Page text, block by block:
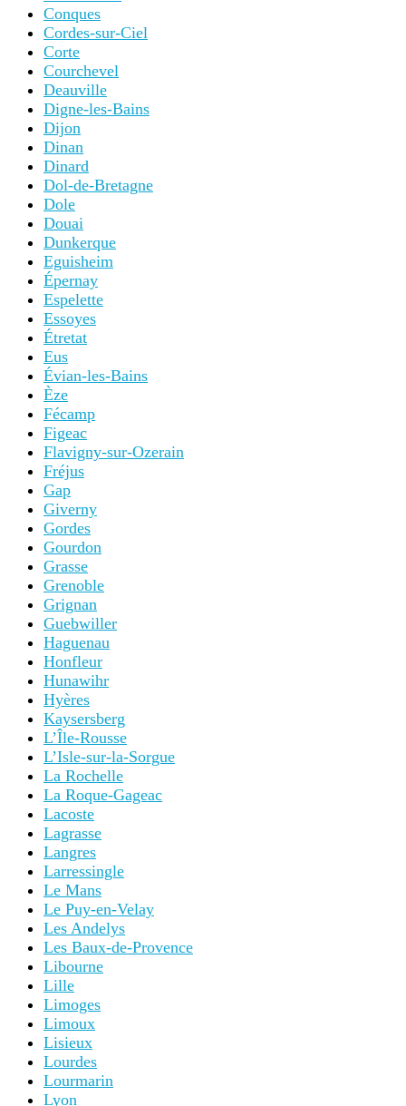
Conques
Cordes-sur-Ciel
Corte
Courchevel
Deauville
Digne-les-Bains
Dijon
Dinan
Dinard
Dol-de-Bretagne
Dole
Douai
Dunkerque
Eguisheim
Épernay
Espelette
Essoyes
Étretat
Eus
Évian-les-Bains
Èze
Fécamp
Figeac
Flavigny-sur-Ozerain
Fréjus
Gap
Giverny
Gordes
Gourdon
Grasse
Grenoble
Grignan
Guebwiller
Haguenau
Honfleur
Hunawihr
Hyères
Kaysersberg
L’Île-Rousse
L’Isle-sur-la-Sorgue
La Rochelle
La Roque-Gageac
Lacoste
Lagrasse
Langres
Larressingle
Le Mans
Le Puy-en-Velay
Les Andelys
Les Baux-de-Provence
Libourne
Lille
Limoges
Limoux
Lisieux
Lourdes
Lourmarin
Lyon